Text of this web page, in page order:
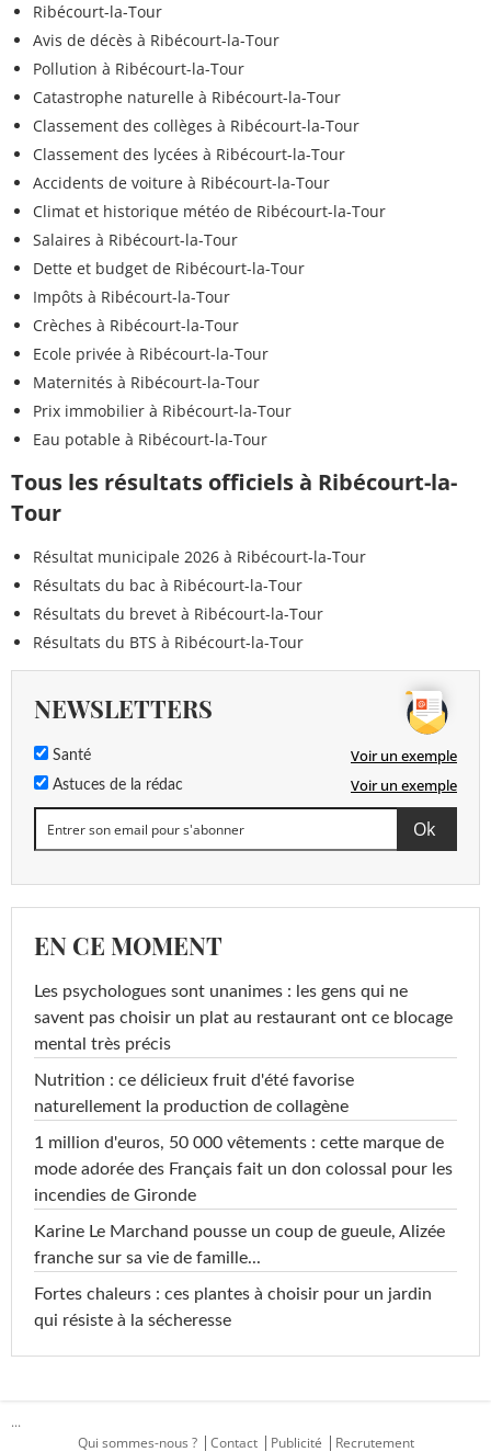
Ribécourt-la-Tour
Avis de décès à Ribécourt-la-Tour
Pollution à Ribécourt-la-Tour
Catastrophe naturelle à Ribécourt-la-Tour
Classement des collèges à Ribécourt-la-Tour
Classement des lycées à Ribécourt-la-Tour
Accidents de voiture à Ribécourt-la-Tour
Climat et historique météo de Ribécourt-la-Tour
Salaires à Ribécourt-la-Tour
Dette et budget de Ribécourt-la-Tour
Impôts à Ribécourt-la-Tour
Crèches à Ribécourt-la-Tour
Ecole privée à Ribécourt-la-Tour
Maternités à Ribécourt-la-Tour
Prix immobilier à Ribécourt-la-Tour
Eau potable à Ribécourt-la-Tour
Tous les résultats officiels à Ribécourt-la-
Tour
Résultat municipale 2026 à Ribécourt-la-Tour
Résultats du bac à Ribécourt-la-Tour
Résultats du brevet à Ribécourt-la-Tour
Résultats du BTS à Ribécourt-la-Tour
NEWSLETTERS
Santé Voir un exemple
Astuces de la rédac Voir un exemple
EN CE MOMENT
Les psychologues sont unanimes : les gens qui ne
savent pas choisir un plat au restaurant ont ce blocage
mental très précis
Nutrition : ce délicieux fruit d'été favorise
naturellement la production de collagène
1 million d'euros, 50 000 vêtements : cette marque de
mode adorée des Français fait un don colossal pour les
incendies de Gironde
Karine Le Marchand pousse un coup de gueule, Alizée
franche sur sa vie de famille...
Fortes chaleurs : ces plantes à choisir pour un jardin
qui résiste à la sécheresse
...
Qui sommes-nous ?
Contact Publicité Recrutement